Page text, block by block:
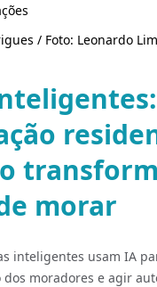
/ Foto: Leonardo
morar
inteligentes usam IA
moradores e agir